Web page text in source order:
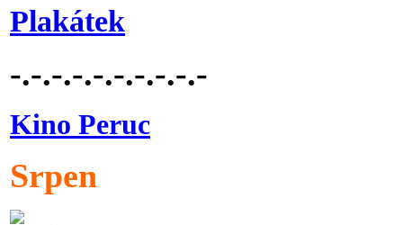
Plakátek
-.-.-.-.-.-.-.-.-.-
Kino Peruc
Srpen